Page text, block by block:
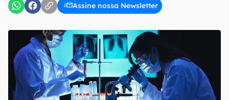
Assine nossa Newsletter
Confirmo que li, aceito e concordo com os Termos de
Uso e Política de Privacidade do Canaltech.